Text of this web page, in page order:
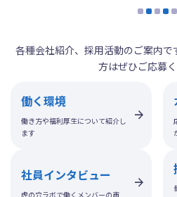
各種会社紹介、採用活動のご案内
方はぜひご応募く
働く環境
働き方や福利厚生について紹介し
ます
社員インタビュー
虎の穴ラボで働くメンバーの声